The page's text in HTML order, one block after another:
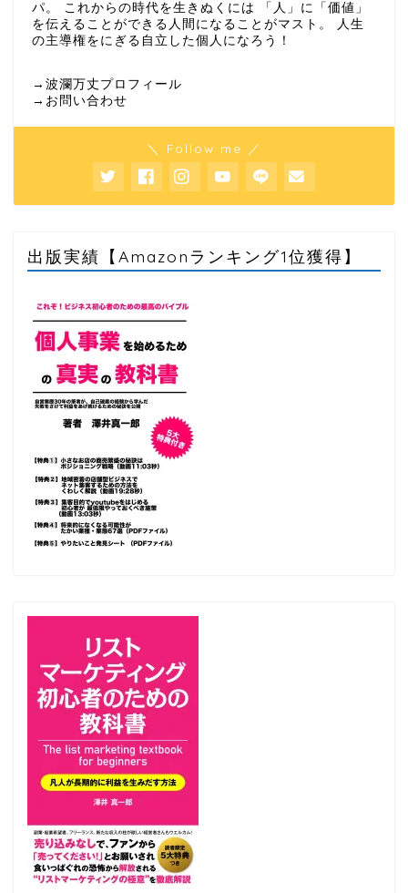
パ。 これからの時代を生きぬくには 「人」に「価値」
を伝えることができる人間になることがマスト。 人生
の主導権をにぎる自立した個人になろう！
→波瀾万丈プロフィール
→お問い合わせ
＼ Follow me ／
出版実績【Amazonランキング1位獲得】